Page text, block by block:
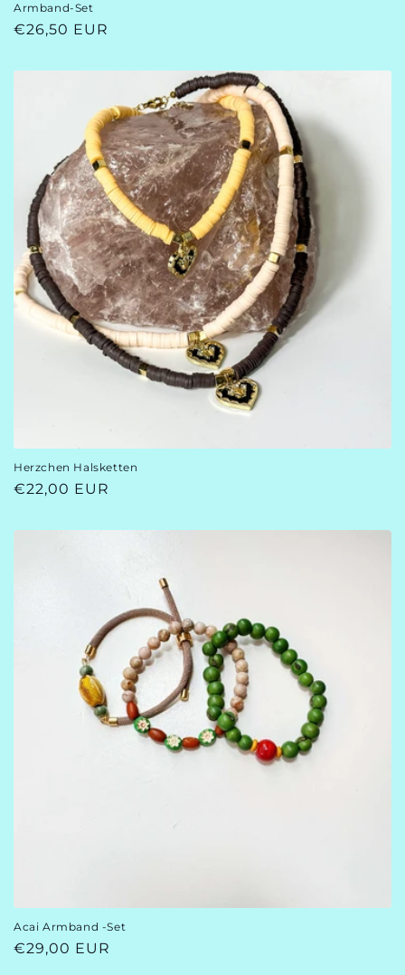
Armband-Set
Normaler
€26,50 EUR
Herzchen Halsketten
Normaler
€22,00 EUR
Acai Armband -Set
Normaler
€29,00 EUR